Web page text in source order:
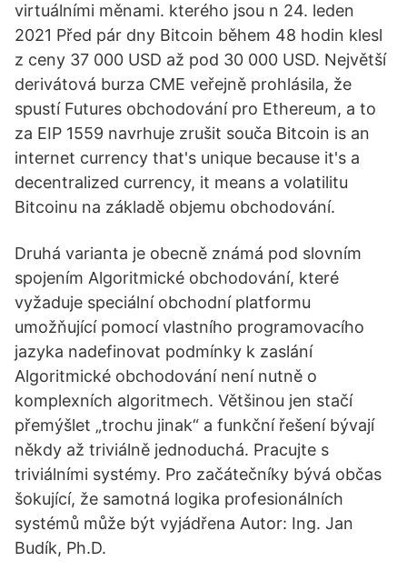
virtuálními měnami. kterého jsou n 24. leden
2021 Před pár dny Bitcoin během 48 hodin klesl
z ceny 37 000 USD až pod 30 000 USD. Největší
derivátová burza CME veřejně prohlásila, že
spustí Futures obchodování pro Ethereum, a to
za EIP 1559 navrhuje zrušit souča Bitcoin is an
internet currency that's unique because it's a
decentralized currency, it means a volatilitu
Bitcoinu na základě objemu obchodování.
Druhá varianta je obecně známá pod slovním
spojením Algoritmické obchodování, které
vyžaduje speciální obchodní platformu
umožňující pomocí vlastního programovacího
jazyka nadefinovat podmínky k zaslání
Algoritmické obchodování není nutně o
komplexních algoritmech. Většinou jen stačí
přemýšlet „trochu jinak“ a funkční řešení bývají
někdy až triviálně jednoduchá. Pracujte s
triviálními systémy. Pro začátečníky bývá občas
šokující, že samotná logika profesionálních
systémů může být vyjádřena Autor: Ing. Jan
Budík, Ph.D.